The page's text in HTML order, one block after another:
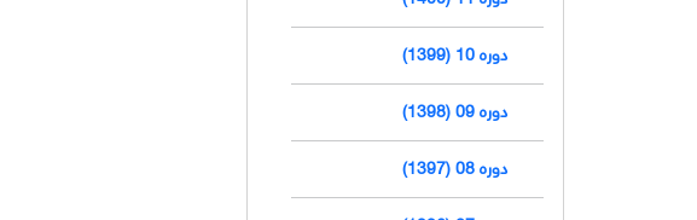
دوره 10 (1399)
دوره 09 (1398)
دوره 08 (1397)